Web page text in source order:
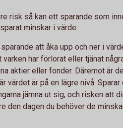
risk så kan ett sparande som
minskar i värde.
att åka upp och ner i
har förlorat eller tjänat
aktier eller fonder. Däremot är
värdet är på en lägre nivå. Sparar
jämna ut sig, och risken att
den dagen du behöver de